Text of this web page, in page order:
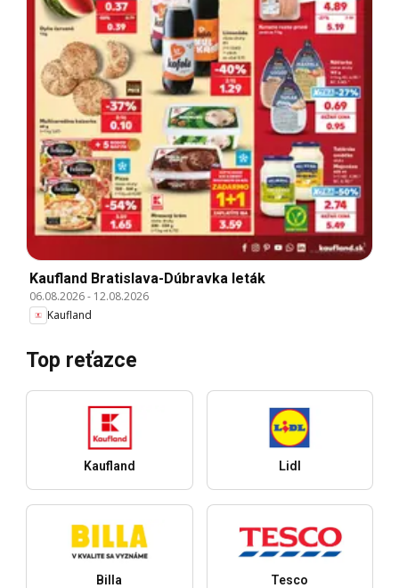
Kaufland Bratislava-Dúbravka leták
06.08.2026- 12.08.2026
Kaufland
Top reťazce
Kaufland Lidl
Billa Tesco